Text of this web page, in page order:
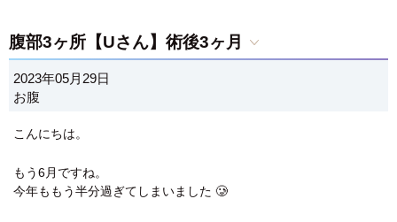
腹部3ヶ所【Uさん】術後3ヶ月
2023年05月29日
お腹
こんにちは。
もう6月ですね。
今年ももう半分過ぎてしまいました 🥲